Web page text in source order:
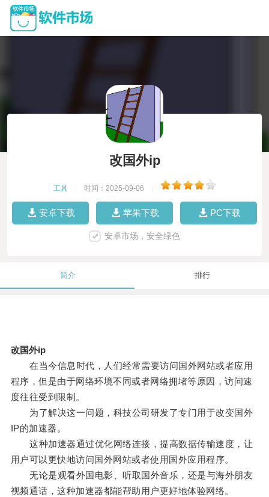
改国外ip
工具 时间：2025-09-06
安卓下载 苹果下载 PC下载
安卓市场，安全绿色
简介 排行
改国外ip
在当今信息时代，人们经常需要访问国外网站或者应用
程序，但是由于网络环境不同或者网络拥堵等原因，访问速
度往往受到限制。
为了解决这一问题，科技公司研发了专门用于改变国外
IP的加速器。
这种加速器通过优化网络连接，提高数据传输速度，让
用户可以更快地访问国外网站或者使用国外应用程序。
无论是观看外国电影、听取国外音乐，还是与海外朋友
视频通话，这种加速器都能帮助用户更好地体验网络。